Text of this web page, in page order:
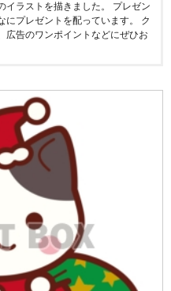
イラストを描きました。 プレゼン
にプレゼントを配っています。 ク
広告のワンポイントなどにぜひお